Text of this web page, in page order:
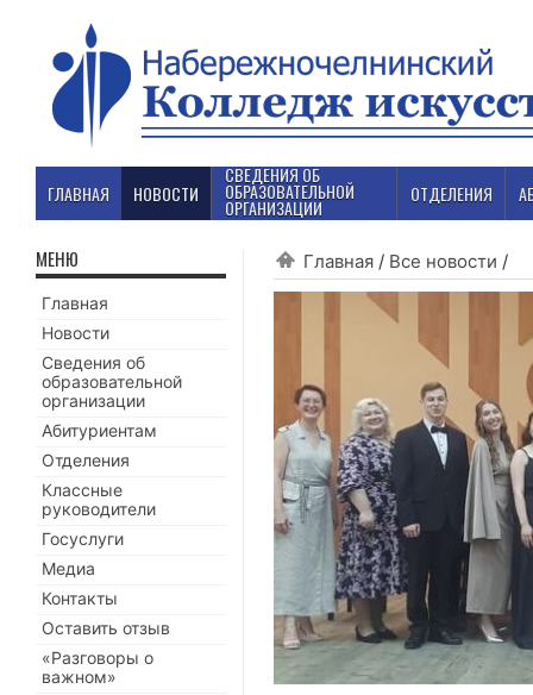
ГЛАВНАЯ НОВОСТИ
СВЕДЕНИЯ ОБ
ОБРАЗОВАТЕЛЬНОЙ
ОРГАНИЗАЦИИ
ОТДЕЛЕНИЯ
Главная / Все новости /
МЕНЮ
Главная
Новости
Сведения об
образовательной
организации
Абитуриентам
Отделения
Классные
руководители
Госуслуги
Медиа
Контакты
Оставить отзыв
«Разговоры о
важном»